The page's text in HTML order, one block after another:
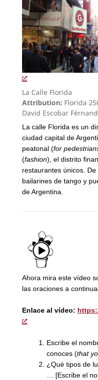
La Calle Florida
Attribution: Florida
David Escobar
La calle Florida es un
ciudad capital de
peatonal (for
(fashion), el distrito
restaurantes únicos.
bailarines de tango y
de Argentina.
Ahora mira este vídeo
las oraciones a
Enlace al vídeo:
Escribe el
conoces (that
¿Qué tipos de
… [Escribe el